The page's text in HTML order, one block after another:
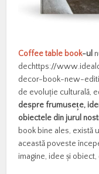
Coffee table book-ul
dechttps://
decor-book-new-
de evoluție culturală,
despre frumusețe,
obiectele din jurul
book bine ales, există
această poveste
imagine, idee și